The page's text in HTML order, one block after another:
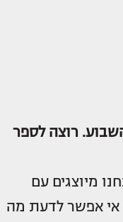
רוצה לספר
מיוצגים עם
אי אפשר לדעת מה